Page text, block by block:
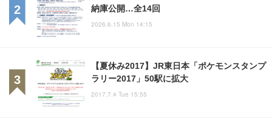
納庫公開…全14回
2026.6.15 Mon 14:15
【夏休み2017】JR東日本「ポケモンスタンプ
ラリー2017」50駅に拡大
2017.7.4 Tue 15:55